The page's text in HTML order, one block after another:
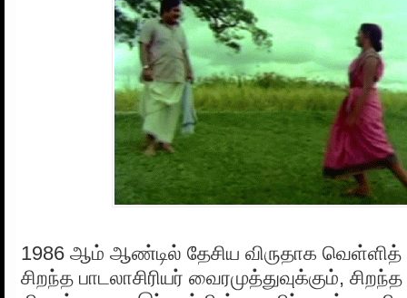
1986 ஆம் ஆண்டில் தேசிய விருதாக வெள்ளித்
சிறந்த பாடலாசிரியர் வைரமுத்துவுக்கும்,